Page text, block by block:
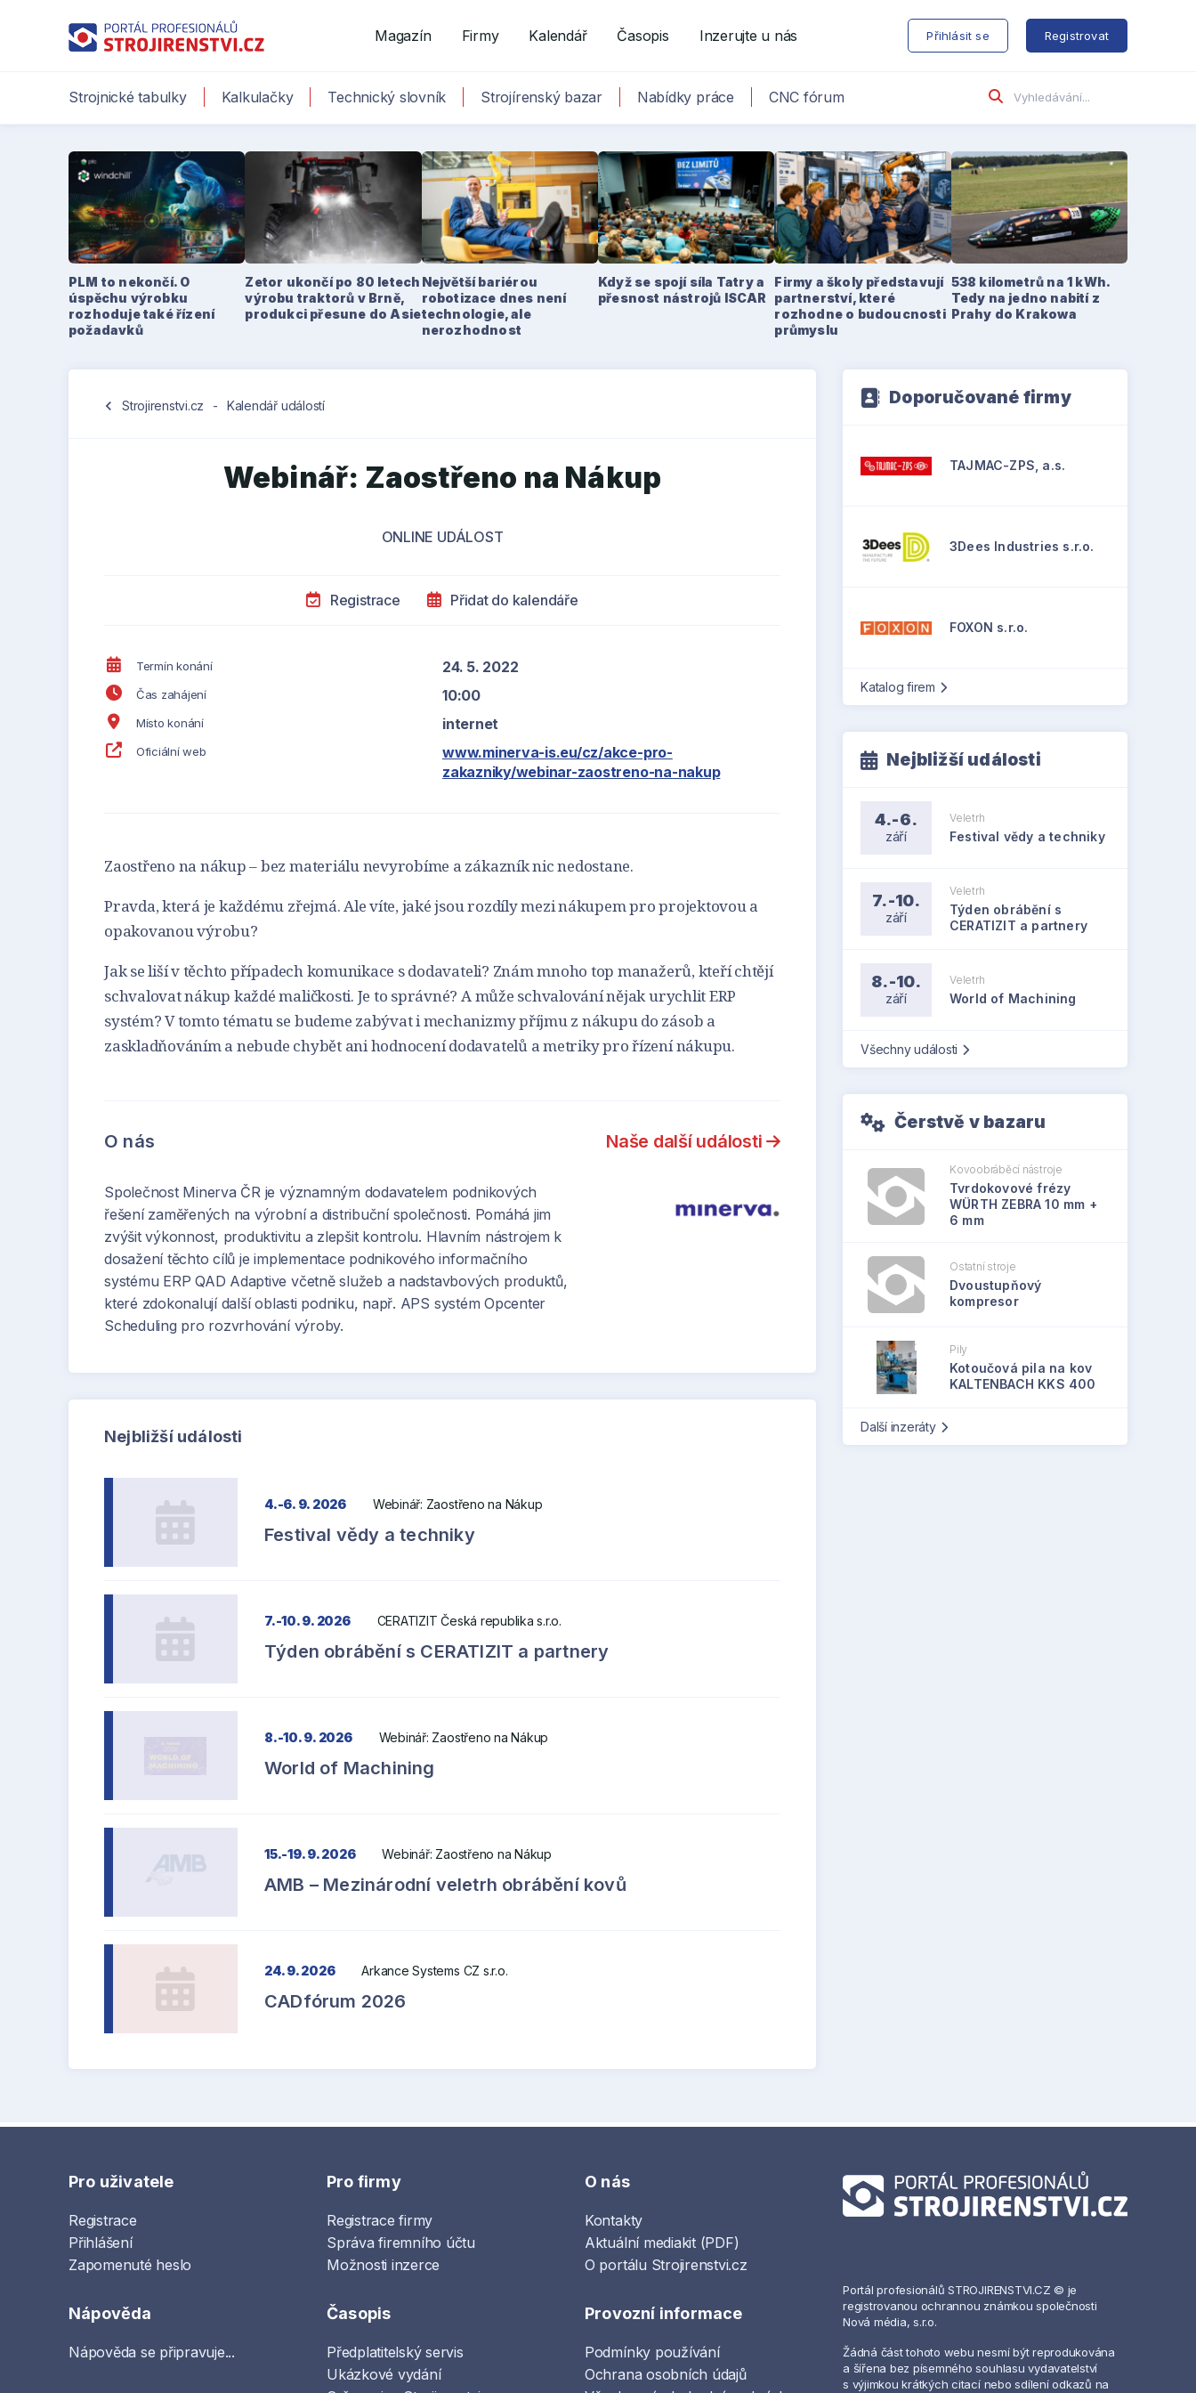
Magazín Firmy Kalendář Časopis Inzerujte u nás Přihlásit se Registrovat
Strojnické tabulky Kalkulačky Technický slovník Strojírenský bazar Nabídky práce CNC fórum
PLM to nekončí. O
úspěchu výrobku
rozhoduje také řízení
požadavků
Zetor ukončí po 80 letech
výrobu traktorů v Brně,
produkci přesune do Asie
Největší bariérou
robotizace dnes není
technologie, ale
nerozhodnost
Když se spojí síla Tatry a
přesnost nástrojů ISCAR
Firmy a školy představují
partnerství, které
rozhodne o budoucnosti
průmyslu
538 kilometrů na 1 kWh.
Tedy na jedno nabití z
Prahy do Krakowa
chevron_left Strojirenstvi.cz - Kalendář událostí
Webinář: Zaostřeno na Nákup
ONLINE UDÁLOST
Registrace Přidat do kalendáře
Termín konání 24. 5. 2022
Čas zahájení 10:00
Místo konání internet
Oficiální web
www.minerva-is.eu/cz/akce-pro-
zakazniky/webinar-zaostreno-na-nakup
Zaostřeno na nákup – bez materiálu nevyrobíme a zákazník nic nedostane.
Pravda, která je každému zřejmá. Ale víte, jaké jsou rozdíly mezi nákupem pro projektovou a
opakovanou výrobu?
Jak se liší v těchto případech komunikace s dodavateli? Znám mnoho top manažerů, kteří chtějí
schvalovat nákup každé maličkosti. Je to správné? A může schvalování nějak urychlit ERP
systém? V tomto tématu se budeme zabývat i mechanizmy příjmu z nákupu do zásob a
zaskladňováním a nebude chybět ani hodnocení dodavatelů a metriky pro řízení nákupu.
O nás Naše další události
Společnost Minerva ČR je významným dodavatelem podnikových
řešení zaměřených na výrobní a distribuční společnosti. Pomáhá jim
zvýšit výkonnost, produktivitu a zlepšit kontrolu. Hlavním nástrojem k
dosažení těchto cílů je implementace podnikového informačního
systému ERP QAD Adaptive včetně služeb a nadstavbových produktů,
které zdokonalují další oblasti podniku, např. APS systém Opcenter
Scheduling pro rozvrhování výroby.
Nejbližší události
4.-6. 9. 2026 Webinář: Zaostřeno na Nákup
Festival vědy a techniky
7.-10. 9. 2026 CERATIZIT Česká republika s.r.o.
Týden obrábění s CERATIZIT a partnery
8.-10. 9. 2026 Webinář: Zaostřeno na Nákup
World of Machining
15.-19. 9. 2026 Webinář: Zaostřeno na Nákup
AMB – Mezinárodní veletrh obrábění kovů
24. 9. 2026 Arkance Systems CZ s.r.o.
CADfórum 2026
Doporučované firmy
TAJMAC-ZPS, a.s.
3Dees Industries s.r.o.
FOXON s.r.o.
Katalog firem
Nejbližší události
4.-6.
září
Veletrh
Festival vědy a techniky
7.-10.
září
Veletrh
Týden obrábění s
CERATIZIT a partnery
8.-10.
září
Veletrh
World of Machining
Všechny události
Čerstvě v bazaru
Kovoobráběcí nástroje
Tvrdokovové frézy
WÜRTH ZEBRA 10 mm +
6 mm
Ostatní stroje
Dvoustupňový
kompresor
Pily
Kotoučová pila na kov
KALTENBACH KKS 400
Další inzeráty
Pro uživatele
Registrace
Přihlášení
Zapomenuté heslo
Pro firmy
Registrace firmy
Správa firemního účtu
Možnosti inzerce
O nás
Kontakty
Aktuální mediakit (PDF)
O portálu Strojirenstvi.cz
Nápověda
Nápověda se připravuje...
Časopis
Předplatitelský servis
Ukázkové vydání
Provozní informace
Podmínky používání
Ochrana osobních údajů
Portál profesionálů STROJIRENSTVI.CZ © je
registrovanou ochrannou známkou společnosti
Nová média, s.r.o.
Žádná část tohoto webu nesmí být reprodukována
a šířena bez písemného souhlasu vydavatelství
s výjimkou krátkých citací nebo sdílení odkazů na